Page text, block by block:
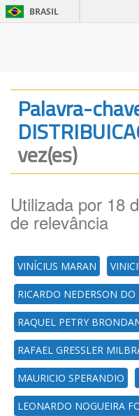
BRASIL
Palavra-
vez(es)
Utilizada por 18
de relevância
VINÍCIUS MARAN
RICARDO NEDERSON DO
RAQUEL PETRY
RAFAEL GRESSLER
MAURICIO SPERANDIO
LEONARDO NOGUEIRA